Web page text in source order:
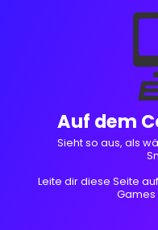
Auf dem
Sieht so aus, als
Leite dir diese Seite